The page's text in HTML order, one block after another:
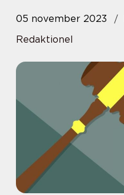
05 november 2023
Redaktionel